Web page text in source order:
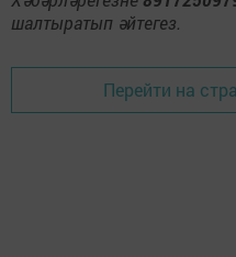
шалтыратып әйтегез.
Перейти на